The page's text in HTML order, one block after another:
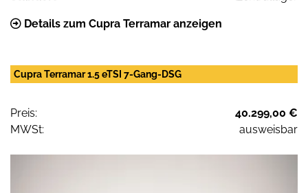
Details zum Cupra Terramar anzeigen
Cupra Terramar 1.5 eTSI 7-Gang-DSG
Preis:
40.299,00 €
MWSt:
ausweisbar